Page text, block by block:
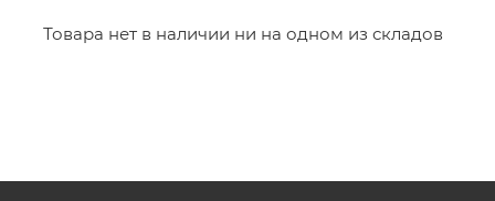
Товара нет в наличии ни на одном из складов